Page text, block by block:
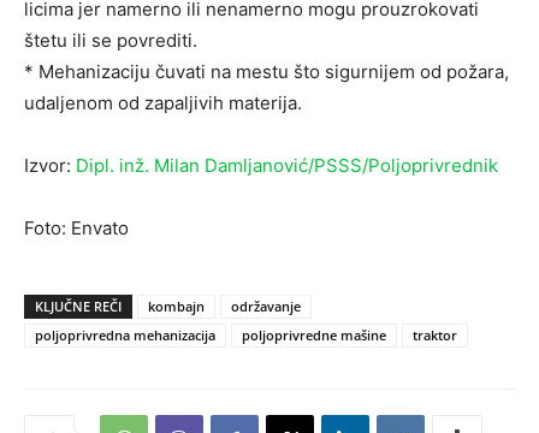
licima jer namerno ili nenamerno mogu prouzrokovati
štetu ili se povrediti.
* Mehanizaciju čuvati na mestu što sigurnijem od požara,
udaljenom od zapaljivih materija.
Izvor: Dipl. inž. Milan Damljanović/PSSS/Poljoprivrednik
Foto: Envato
KLJUČNE REČI kombajn
održavanje
poljoprivredna mehanizacija
poljoprivredne mašine traktor